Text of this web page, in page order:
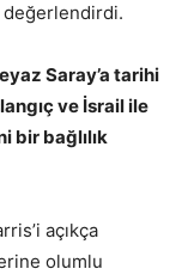
değerlendirdi.
Saray’a tarihi
ve İsrail ile
bir bağlılık
açıkça
olumlu